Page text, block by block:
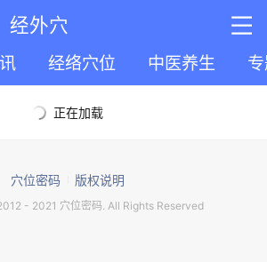
经外穴
经络穴位 中医养生
正在加载
穴位密码 版权说明
- 2021 穴位密码. All Rights Reserved